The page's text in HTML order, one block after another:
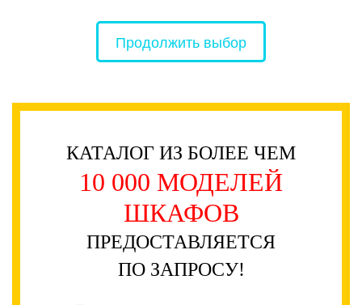
Продолжить выбор
КАТАЛОГ ИЗ БОЛЕЕ ЧЕМ
10 000 МОДЕЛЕЙ
ШКАФОВ
ПРЕДОСТАВЛЯЕТСЯ
ПО ЗАПРОСУ!